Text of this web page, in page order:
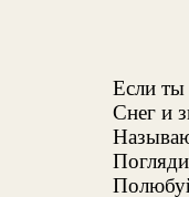
Если ты
Снег и